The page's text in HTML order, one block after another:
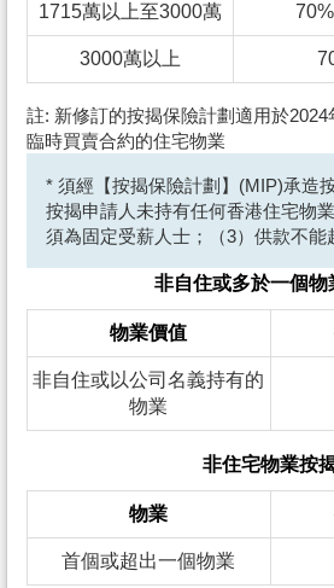
1715萬以上至3000萬
3000萬以上
註: 新修訂的按揭保險計劃適用於
臨時買賣合約的住宅物業
* 須經【按揭保險計劃】(MIP)承造
按揭申請人未持有任何香港住宅物
須為固定受薪人士；（3）供款不能
非自住或多於一個物
物業價值
非自住或以公司名義持有的
物業
非住宅物業按
物業
首個或超出一個物業